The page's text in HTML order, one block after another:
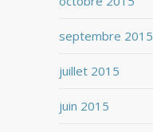
septembre 2015
juillet 2015
juin 2015